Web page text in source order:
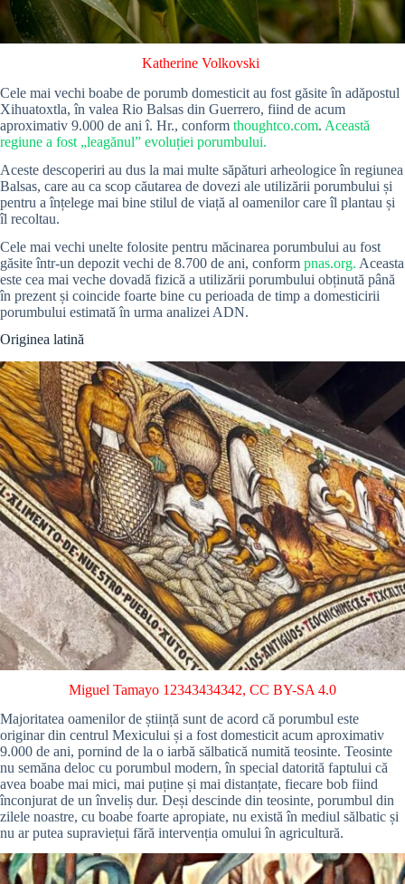
Katherine Volkovski
Cele mai vechi boabe de porumb domesticit au fost găsite în adăpostul
Xihuatoxtla, în valea Rio Balsas din Guerrero, fiind de acum
aproximativ 9.000 de ani î. Hr., conform thoughtco.com. Această
regiune a fost „leagănul” evoluției porumbului.
Aceste descoperiri au dus la mai multe săpături arheologice în regiunea
Balsas, care au ca scop căutarea de dovezi ale utilizării porumbului și
pentru a înțelege mai bine stilul de viață al oamenilor care îl plantau și
îl recoltau.
Cele mai vechi unelte folosite pentru măcinarea porumbului au fost
găsite într-un depozit vechi de 8.700 de ani, conform pnas.org. Aceasta
este cea mai veche dovadă fizică a utilizării porumbului obținută până
în prezent și coincide foarte bine cu perioada de timp a domesticirii
porumbului estimată în urma analizei ADN.
Originea latină
Miguel Tamayo 12343434342, CC BY-SA 4.0
Majoritatea oamenilor de știință sunt de acord că porumbul este
originar din centrul Mexicului și a fost domesticit acum aproximativ
9.000 de ani, pornind de la o iarbă sălbatică numită teosinte. Teosinte
nu semăna deloc cu porumbul modern, în special datorită faptului că
avea boabe mai mici, mai puține și mai distanțate, fiecare bob fiind
înconjurat de un înveliș dur. Deși descinde din teosinte, porumbul din
zilele noastre, cu boabe foarte apropiate, nu există în mediul sălbatic și
nu ar putea supraviețui fără intervenția omului în agricultură.